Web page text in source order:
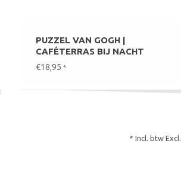
PUZZEL VAN GOGH |
CAFÉTERRAS BIJ NACHT
€18,95 *
* Incl. btw Excl.